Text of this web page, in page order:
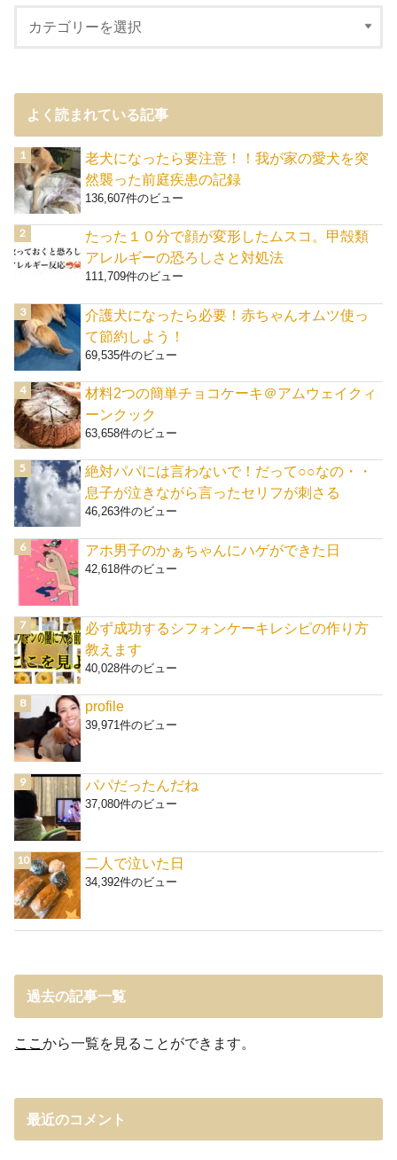
よく読まれている記事
老犬になったら要注意！！我が家の愛犬を突
然襲った前庭疾患の記録
136,607件のビュー
たった１０分で顔が変形したムスコ。甲殻類
アレルギーの恐ろしさと対処法
111,709件のビュー
介護犬になったら必要！赤ちゃんオムツ使っ
て節約しよう！
69,535件のビュー
材料2つの簡単チョコケーキ＠アムウェイクィ
ーンクック
63,658件のビュー
絶対パパには言わないで！だって○○なの・・
息子が泣きながら言ったセリフが刺さる
46,263件のビュー
アホ男子のかぁちゃんにハゲができた日
42,618件のビュー
必ず成功するシフォンケーキレシピの作り方
教えます
40,028件のビュー
profile
39,971件のビュー
パパだったんだね
37,080件のビュー
二人で泣いた日
34,392件のビュー
過去の記事一覧
ここから一覧を見ることができます。
最近のコメント